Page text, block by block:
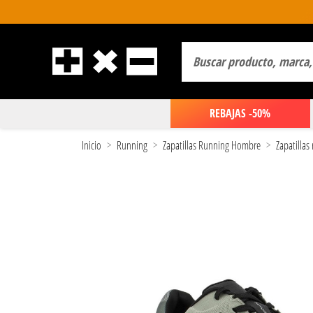
REBAJAS -50%
Inicio Running Zapatillas Running Hombre